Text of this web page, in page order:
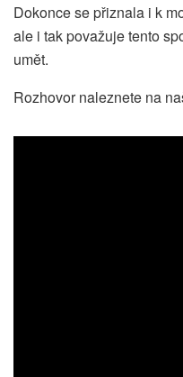
Dokonce se přiznala i k
ale i tak považuje tento
umět.
Rozhovor naleznete na